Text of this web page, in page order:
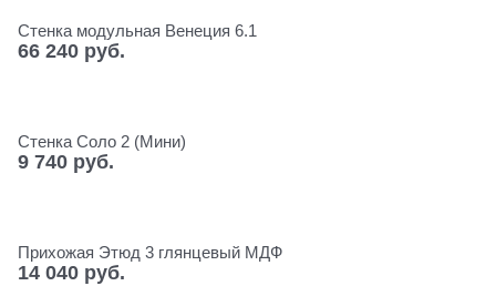
Стенка модульная Венеция 6.1
66 240 руб.
Стенка Соло 2 (Мини)
9 740 руб.
Прихожая Этюд 3 глянцевый МДФ
14 040 руб.